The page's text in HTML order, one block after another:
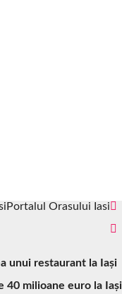
Portalul Orasului Iasi
unui restaurant la Iași
40 milioane euro la Iași